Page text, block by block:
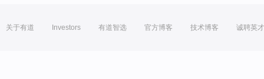
关于有道 Investors 有道智选 官方博客 技术博客 诚聘英才